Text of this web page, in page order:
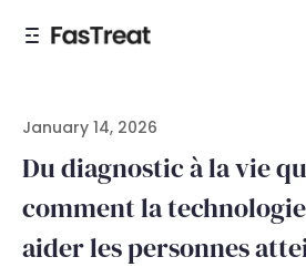
January 14, 2026
Du diagnostic à la vie
comment la
aider les personnes